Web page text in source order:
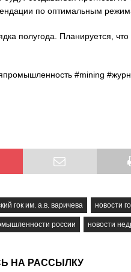
по оптимальным
полугода. Планируется,
#mining
гок им. а.в. варичева новости
россии новости
НА РАССЫЛКУ